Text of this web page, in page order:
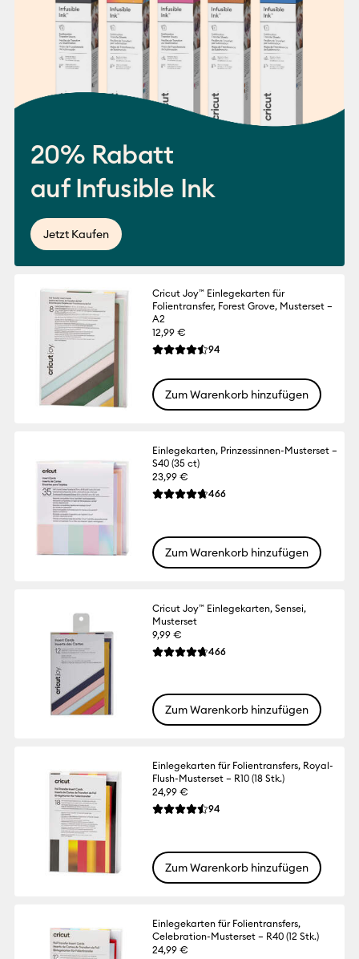
20% Rabatt
auf Infusible Ink
Jetzt Kaufen
Cricut Joy™ Einlegekarten für
Folientransfer, Forest Grove, Musterset –
A2
12,99 €
Die durchschnittliche Bewertung für
94
Zum Warenkorb hinzufügen
Einlegekarten, Prinzessinnen-Musterset –
S40 (35 ct)
23,99 €
Die durchschnittliche Bewertung für
466Reviews
Zum Warenkorb hinzufügen
Cricut Joy™ Einlegekarten, Sensei,
Musterset
9,99 €
Die durchschnittliche Bewertung für
466Reviews
Zum Warenkorb hinzufügen
Einlegekarten für Folientransfers, Royal-
Flush-Musterset – R10 (18 Stk.)
24,99 €
Die durchschnittliche Bewertung für
94
Zum Warenkorb hinzufügen
Einlegekarten für Folientransfers,
Celebration-Musterset – R40 (12 Stk.)
24,99 €